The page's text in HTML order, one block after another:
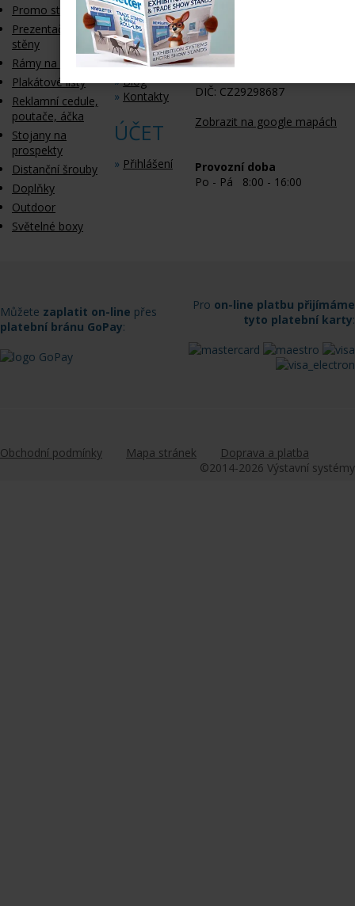
Promo stolky
Prezentační
stěny
Rámy na plakáty
Plakátové lišty
Reklamní cedule,
poutače, áčka
Stojany na
prospekty
Distanční šrouby
Doplňky
Outdoor
Světelné boxy
» Tisk
» Další služby
» Servis
» Dárky
» FAQ
» Blog
» Kontakty
ÚČET
» Přihlášení
Kangaroo group, a.s.
Komenského 1056
664 53 Újezd u Brna
DIČ: CZ29298687
Zobrazit na google mapách
Provozní doba
Po - Pá 8:00 - 16:00
Můžete zaplatit on-line přes
platební bránu GoPay:
Pro on-line platbu přijímáme
tyto platební karty:
Obchodní podmínky Mapa stránek
Doprava a platba
©2014-2026 Výstavní systémy